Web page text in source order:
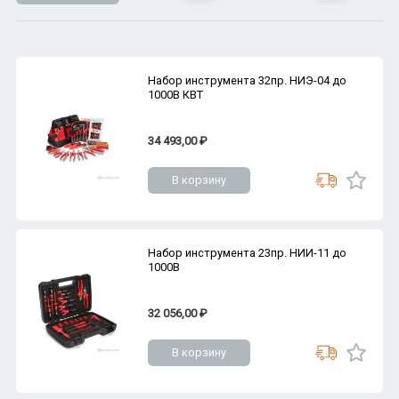
Набор инструмента 32пр. НИЭ-04 до
1000В КВТ
34 493,00 ₽
В корзину
Набор инструмента 23пр. НИИ-11 до
1000В
32 056,00 ₽
В корзину